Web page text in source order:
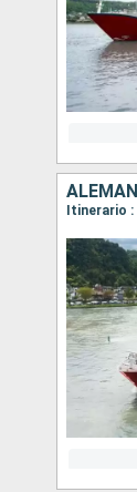
Itinerario